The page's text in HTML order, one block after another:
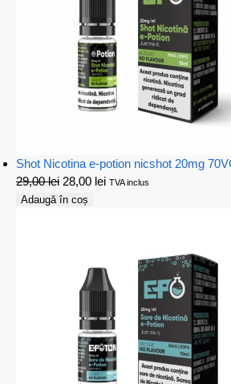
Shot Nicotina e-potion nicshot 20mg
29,00lei 28,00 lei TVA inclus
Adaugă în coș